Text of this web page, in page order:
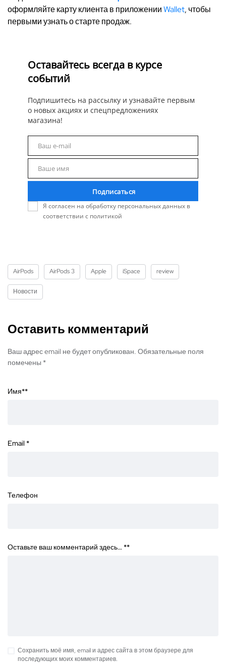
оформляйте карту клиента в приложенииWallet, чтобы
первыми узнать о старте продаж.
Оставайтесь всегда в курсе
событий
Подпишитесь на рассылку и узнавайте первым
о новых акциях и спецпредложениях
магазина!
Email
Ваш e-mail
Name
Ваше имя
Подписаться
Я согласен на обработку персональных данных в
соответствии с политикой
AirPods AirPods 3 Apple iSpace review
Новости
Оставить комментарий
Ваш адрес email не будет опубликован. Обязательные поля
помечены *
Имя**
Email *
Телефон
Оставьте ваш комментарий здесь… **
Сохранить моё имя, email и адрес сайта в этом браузере для
последующих моих комментариев.